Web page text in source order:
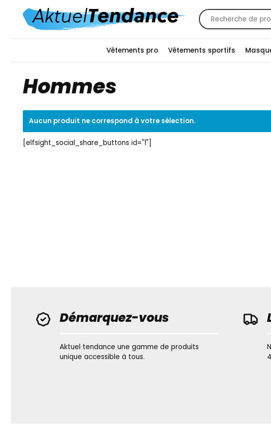
Recherche
Vêtements pro Vêtements sportifs
Hommes
Aucun produit ne correspond à votre sélection.
[elfsight_social_share_buttons id="1"]
Démarquez-vous
Aktuel tendance une gamme de produits
unique accessible à tous.